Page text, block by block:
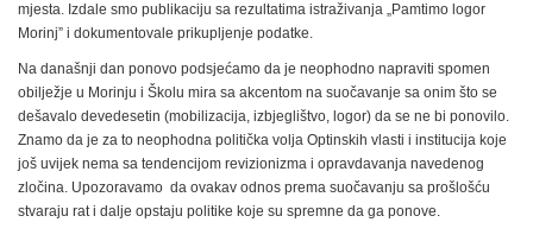
mjesta. Izdale smo publikaciju sa rezultatima istraživanja „Pamtimo logor
Morinj” i dokumentovale prikupljenje podatke.
Na današnji dan ponovo podsjećamo da je neophodno napraviti spomen
obilježje u Morinju i Školu mira sa akcentom na suočavanje sa onim što se
dešavalo devedesetin (mobilizacija, izbjeglištvo, logor) da se ne bi ponovilo.
Znamo da je za to neophodna politička volja Optinskih vlasti i institucija koje
još uvijek nema sa tendencijom revizionizma i opravdavanja navedenog
zločina. Upozoravamo da ovakav odnos prema suočavanju sa prošlošću
stvaraju rat i dalje opstaju politike koje su spremne da ga ponove.